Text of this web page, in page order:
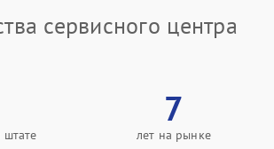
сервисного центра
штате
7
лет на рынке